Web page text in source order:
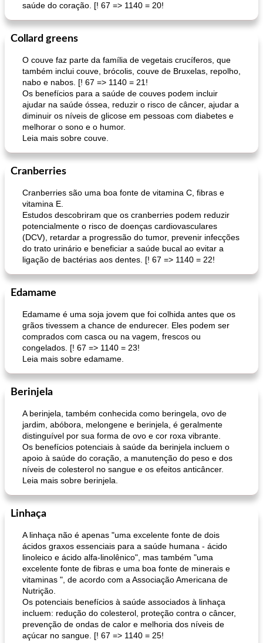
saúde do coração. [! 67 => 1140 = 20!
Collard greens
O couve faz parte da família de vegetais crucíferos, que
também inclui couve, brócolis, couve de Bruxelas, repolho,
nabo e nabos. [! 67 => 1140 = 21!
Os benefícios para a saúde de couves podem incluir
ajudar na saúde óssea, reduzir o risco de câncer, ajudar a
diminuir os níveis de glicose em pessoas com diabetes e
melhorar o sono e o humor.
Leia mais sobre couve.
Cranberries
Cranberries são uma boa fonte de vitamina C, fibras e
vitamina E.
Estudos descobriram que os cranberries podem reduzir
potencialmente o risco de doenças cardiovasculares
(DCV), retardar a progressão do tumor, prevenir infecções
do trato urinário e beneficiar a saúde bucal ao evitar a
ligação de bactérias aos dentes. [! 67 => 1140 = 22!
Edamame
Edamame é uma soja jovem que foi colhida antes que os
grãos tivessem a chance de endurecer. Eles podem ser
comprados com casca ou na vagem, frescos ou
congelados. [! 67 => 1140 = 23!
Leia mais sobre edamame.
Berinjela
A berinjela, também conhecida como beringela, ovo de
jardim, abóbora, melongene e berinjela, é geralmente
distinguível por sua forma de ovo e cor roxa vibrante.
Os benefícios potenciais à saúde da berinjela incluem o
apoio à saúde do coração, a manutenção do peso e dos
níveis de colesterol no sangue e os efeitos anticâncer.
Leia mais sobre berinjela.
Linhaça
A linhaça não é apenas "uma excelente fonte de dois
ácidos graxos essenciais para a saúde humana - ácido
linoleico e ácido alfa-linolênico", mas também "uma
excelente fonte de fibras e uma boa fonte de minerais e
vitaminas ", de acordo com a Associação Americana de
Nutrição.
Os potenciais benefícios à saúde associados à linhaça
incluem: redução do colesterol, proteção contra o câncer,
prevenção de ondas de calor e melhoria dos níveis de
açúcar no sangue. [! 67 => 1140 = 25!